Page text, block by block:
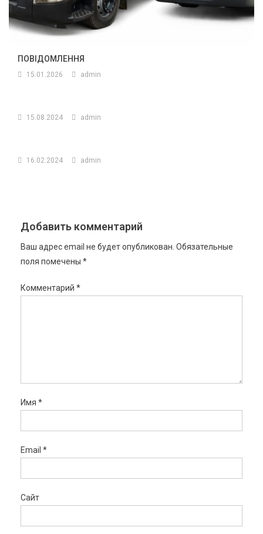
ПОВІДОМЛЕННЯ
15.01.2026 admin
15.08.2024 admin
16.02.2024 admin
Добавить комментарий
Ваш адрес email не будет опубликован. Обязательные
поля помечены *
Комментарий *
Имя *
Email *
Сайт